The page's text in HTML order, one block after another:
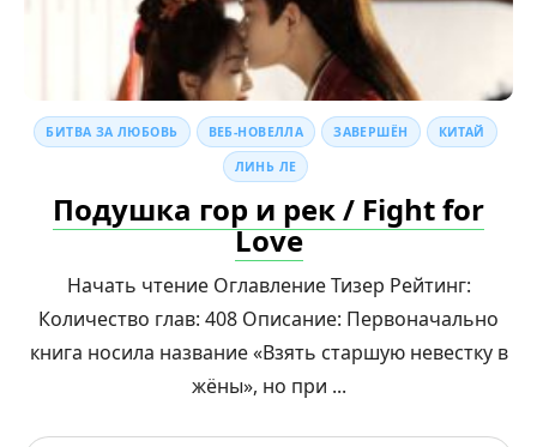
БИТВА ЗА ЛЮБОВЬ ВЕБ-НОВЕЛЛА ЗАВЕРШЁН КИТАЙ
ЛИНЬ ЛЕ
Подушка гор и рек / Fight for
Love
Начать чтение Оглавление Тизер Рейтинг:
Количество глав: 408 Описание: Первоначально
книга носила название «Взять старшую невестку в
жёны», но при ...